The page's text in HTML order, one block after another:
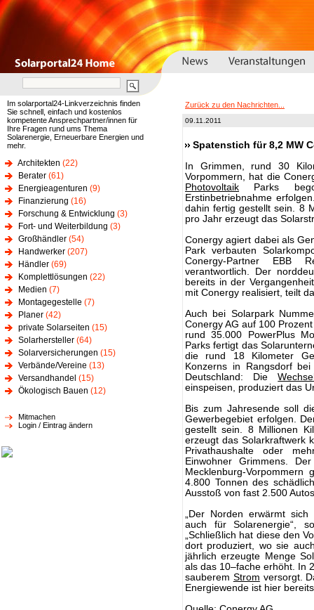
Im solarportal24-Linkverzeichnis finden
Sie schnell, einfach und kostenlos
kompetente Ansprechpartner/innen für
Ihre Fragen rund ums Thema
Solarenergie, Erneuerbare Energien und
mehr.
Architekten (22)
Berater (61)
Energieagenturen (9)
Finanzierung (16)
Forschung & Entwicklung (3)
Fort- und Weiterbildung (3)
Großhändler (54)
Handwerker (207)
Händler (69)
Komplettlösungen (22)
Medien (7)
Montagegestelle (7)
Planer (42)
private Solarseiten (15)
Solarhersteller (64)
Solarversicherungen (15)
Verbände/Vereine (13)
Versandhandel (15)
Ökologisch Bauen (12)
Mitmachen
Login / Eintrag ändern
Zurück zu den Nachrichten...
09.11.2011
Spatenstich für 8,2 MW
In Grimmen, rund 30
Vorpommern, hat die
Photovoltaik Parks
Erstinbetriebnahme
dahin fertig gestellt sein. 8
pro Jahr erzeugt das
Conergy agiert dabei als
Park verbauten
Conergy-Partner EBB
verantwortlich. Der
bereits in der
mit Conergy realisiert, teilt
Auch bei Solarpark
Conergy AG auf 100
rund 35.000 PowerPlus
Parks fertigt das
die rund 18 Kilometer
Konzerns in Rangsdorf
Deutschland: Die
einspeisen, produziert das
Bis zum Jahresende soll
Gewerbegebiet erfolgen.
gestellt sein. 8 Millionen
erzeugt das Solarkraftwerk
Privathaushalte oder
Einwohner Grimmens.
Mecklenburg-
4.800 Tonnen des
Ausstoß von fast 2.500
„Der Norden erwärmt sich
auch für Solarenergie“,
„Schließlich hat diese den
dort produziert, wo sie
jährlich erzeugte Menge
als das 10–fache erhöht. In
sauberem Strom versorgt.
Energiewende ist hier